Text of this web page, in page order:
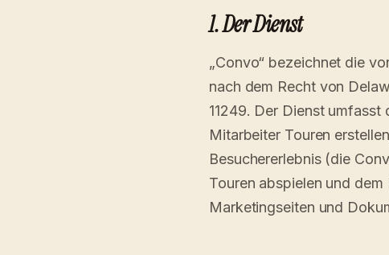
1. Der Dienst
„Convo“ bezeichnet die
nach dem Recht von
11249. Der Dienst
Mitarbeiter Touren
Besuchererlebnis (die
Touren abspielen und
Marketingseiten und